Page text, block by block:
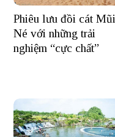
Phiêu lưu đồi cát Mũi
Né với những trải
nghiệm “cực chất”